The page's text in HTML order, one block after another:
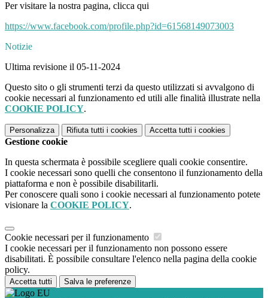
Per visitare la nostra pagina, clicca qui
https://www.facebook.com/profile.php?id=61568149073003
Notizie
Ultima revisione il 05-11-2024
Questo sito o gli strumenti terzi da questo utilizzati si avvalgono di
cookie necessari al funzionamento ed utili alle finalità illustrate nella
COOKIE POLICY.
Personalizza Rifiuta tutti i cookies Accetta tutti i cookies
Gestione cookie
In questa schermata è possibile scegliere quali cookie consentire.
I cookie necessari sono quelli che consentono il funzionamento della
piattaforma e non è possibile disabilitarli.
Per conoscere quali sono i cookie necessari al funzionamento potete
visionare la COOKIE POLICY.
Cookie necessari per il funzionamento
I cookie necessari per il funzionamento non possono essere
disabilitati. È possibile consultare l'elenco nella pagina della cookie
policy.
Accetta tutti Salva le preferenze